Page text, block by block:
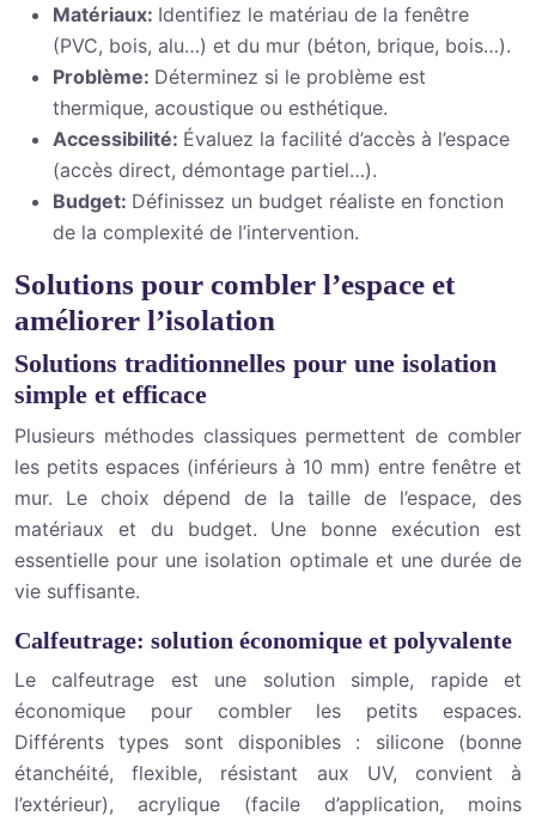
Matériaux: Identifiez le matériau de la fenêtre
(PVC, bois, alu…) et du mur (béton, brique, bois…).
Problème: Déterminez si le problème est
thermique, acoustique ou esthétique.
Accessibilité: Évaluez la facilité d’accès à l’espace
(accès direct, démontage partiel…).
Budget: Définissez un budget réaliste en fonction
de la complexité de l’intervention.
Solutions pour combler l’espace et
améliorer l’isolation
Solutions traditionnelles pour une isolation
simple et efficace
Plusieurs méthodes classiques permettent de combler
les petits espaces (inférieurs à 10 mm) entre fenêtre et
mur. Le choix dépend de la taille de l’espace, des
matériaux et du budget. Une bonne exécution est
essentielle pour une isolation optimale et une durée de
vie suffisante.
Calfeutrage: solution économique et polyvalente
Le calfeutrage est une solution simple, rapide et
économique pour combler les petits espaces.
Différents types sont disponibles : silicone (bonne
étanchéité, flexible, résistant aux UV, convient à
l’extérieur), acrylique (facile d’application, moins